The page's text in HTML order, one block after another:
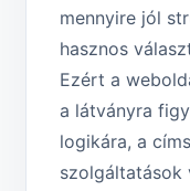
mennyire jól
hasznos
Ezért a
a látványra
logikára, a
szolgáltatások